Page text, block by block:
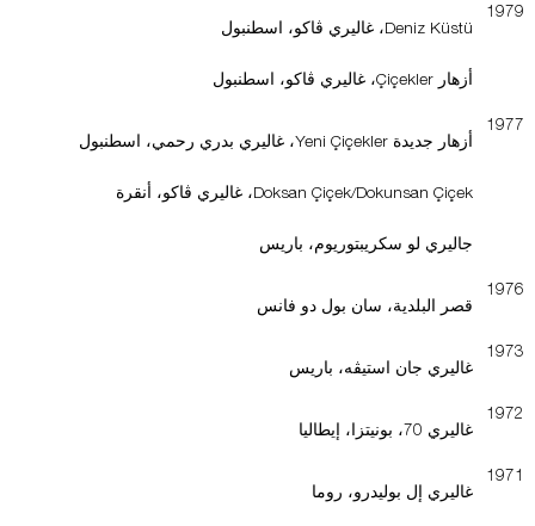
1979
Deniz Küstü، غاليري ڤاكو، اسطنبول
أزهار Çiçekler، غاليري ڤاكو، اسطنبول
1977
أزهار جديدة Yeni Çiçekler، غاليري بدري رحمي، اسطنبول
Doksan Çiçek/Dokunsan Çiçek، غاليري ڤاكو، أنقرة
جاليري لو سكريبتوريوم، باريس
1976
قصر البلدية، سان بول دو فانس
1973
غاليري جان استيڤه، باريس
1972
غاليري 70، بونيتزا، إيطاليا
1971
غاليري إل بوليدرو، روما